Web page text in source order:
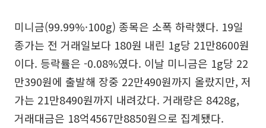
미니금(99.99%·100g) 종목은 소폭 하락했다. 19일
종가는 전 거래일보다 180원 내린 1g당 21만8600원
이다. 등락률은 -0.08%였다. 이날 미니금은 1g당 22
만390원에 출발해 장중 22만490원까지 올랐지만, 저
가는 21만8490원까지 내려갔다. 거래량은 8428g,
거래대금은 18억4567만8850원으로 집계됐다.